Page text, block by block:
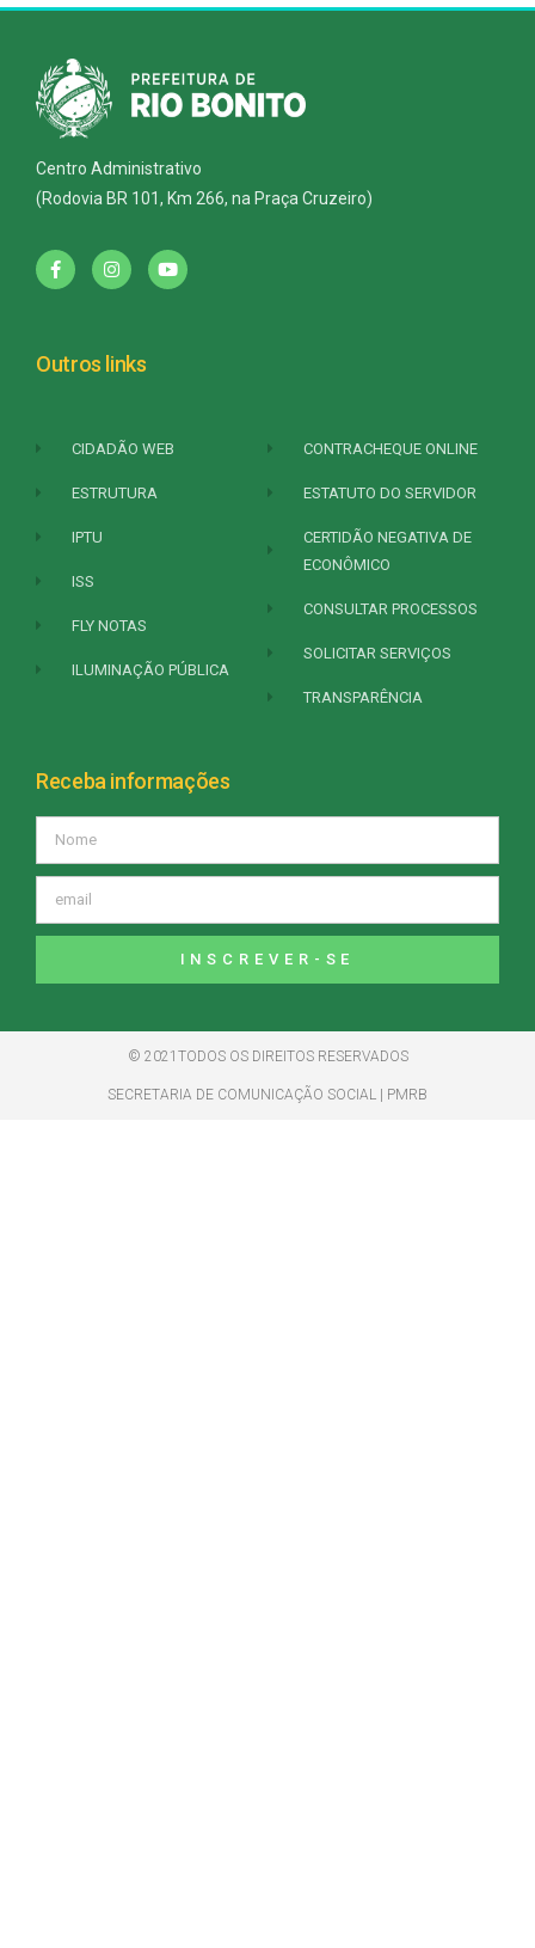
Centro Administrativo
(Rodovia BR 101, Km 266, na Praça Cruzeiro)
Outros links
CIDADÃO WEB
ESTRUTURA
IPTU
ISS
FLY NOTAS
ILUMINAÇÃO PÚBLICA
CONTRACHEQUE ONLINE
ESTATUTO DO SERVIDOR
CERTIDÃO NEGATIVA DE
ECONÔMICO
CONSULTAR PROCESSOS
SOLICITAR SERVIÇOS
TRANSPARÊNCIA
Receba informações
INSCREVER-SE
© 2021TODOS OS DIREITOS RESERVADOS
SECRETARIA DE COMUNICAÇÃO SOCIAL | PMRB